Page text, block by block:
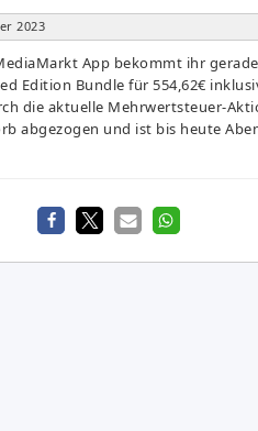
2023
App bekommt ihr
Edition Bundle für 554,62€
die aktuelle Mehrwertsteuer-
abgezogen und ist bis heute